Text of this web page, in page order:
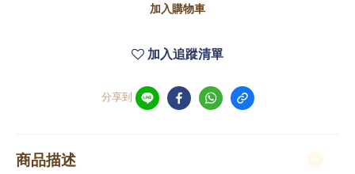
加入購物車
加入追蹤清單
分享到
商品描述